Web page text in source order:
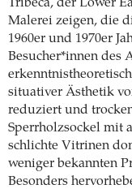
Tribeca, der Lower
Malerei zeigen, die
1960er und 1970er
Besucher*innen des
situativer Ästhetik
reduziert und
Sperrholzsockel mit
schlichte Vitrinen
weniger bekannten
Besonders